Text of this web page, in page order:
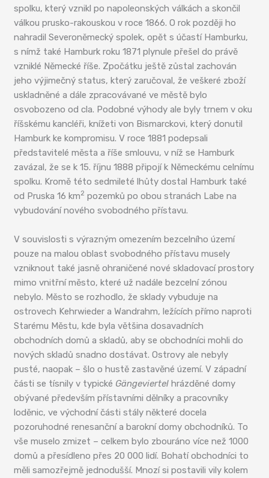
spolku, který vznikl po napoleonských válkách a skončil
válkou prusko-rakouskou v roce 1866. O rok později ho
nahradil Severoněmecký spolek, opět s účastí Hamburku,
s nímž také Hamburk roku 1871 plynule přešel do právě
vzniklé Německé říše. Zpočátku ještě zůstal zachován
jeho výjimečný status, který zaručoval, že veškeré zboží
uskladněné a dále zpracovávané ve městě bylo
osvobozeno od cla. Podobné výhody ale byly trnem v oku
říšskému kancléři, knížeti von Bismarckovi, který donutil
Hamburk ke kompromisu. V roce 1881 podepsali
představitelé města a říše smlouvu, v níž se Hamburk
zavázal, že se k 15. říjnu 1888 připojí k Německému celnímu
spolku. Kromě této sedmileté lhůty dostal Hamburk také
od Pruska 16 km2 pozemků po obou stranách Labe na
vybudování nového svobodného přístavu.
V souvislosti s výrazným omezením bezcelního území
pouze na malou oblast svobodného přístavu musely
vzniknout také jasně ohraničené nové skladovací prostory
mimo vnitřní město, které už nadále bezcelní zónou
nebylo. Město se rozhodlo, že sklady vybuduje na
ostrovech Kehrwieder a Wandrahm, ležících přímo naproti
Starému Městu, kde byla většina dosavadních
obchodních domů a skladů, aby se obchodníci mohli do
nových skladů snadno dostávat. Ostrovy ale nebyly
pusté, naopak – šlo o hustě zastavěné území. V západní
části se tísnily v typické Gängeviertelhrázděné domy
obývané především přístavními dělníky a pracovníky
loděnic, ve východní části stály některé docela
pozoruhodné renesanční a barokní domy obchodníků. To
vše muselo zmizet – celkem bylo zbouráno více než 1000
domů a přesídleno přes 20 000 lidí. Bohatí obchodníci to
měli samozřejmě jednodušší. Mnozí si postavili vily kolem